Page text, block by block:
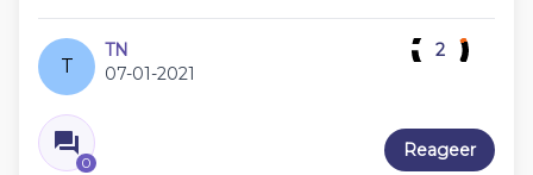
T
TN
07-01-2021
0
2
Reageer